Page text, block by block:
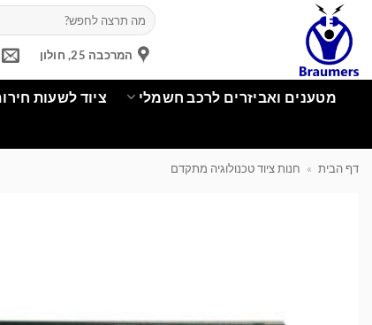
content
חיפוש
עבור:
המרכבה 25, חולון
מטענים ואביזרים לרכב חשמלי ציוד לשעות
דף הבית » חנות ציוד טכנולוגיה מתקדם